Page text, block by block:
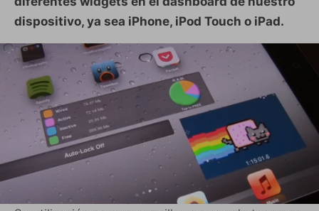
dispositivo, ya sea iPhone, iPod Touch o iPad.